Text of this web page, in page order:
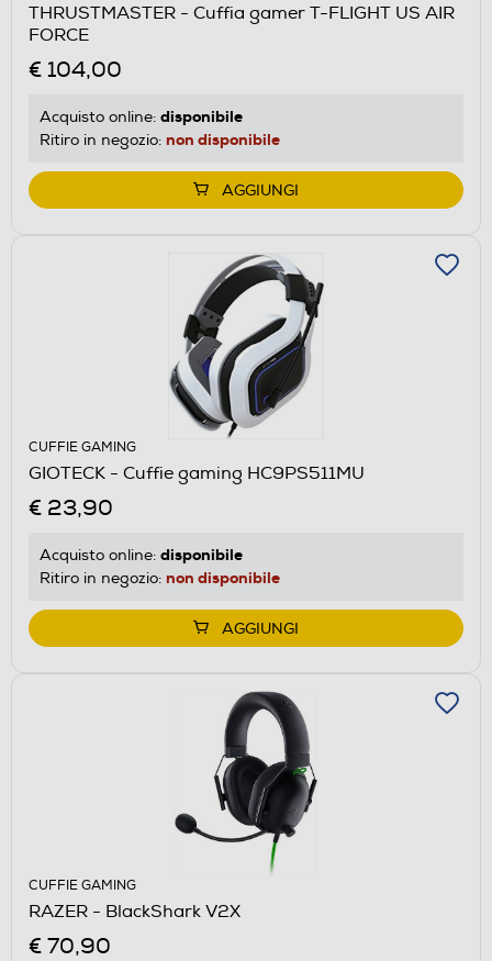
THRUSTMASTER - Cuffia gamer T-FLIGHT US AIR
FORCE
€ 104,00
Acquisto online: disponibile
Ritiro in negozio: non disponibile
AGGIUNGI
CUFFIE GAMING
GIOTECK - Cuffie gaming HC9PS511MU
€ 23,90
Acquisto online: disponibile
Ritiro in negozio: non disponibile
AGGIUNGI
CUFFIE GAMING
RAZER - BlackShark V2X
€ 70,90